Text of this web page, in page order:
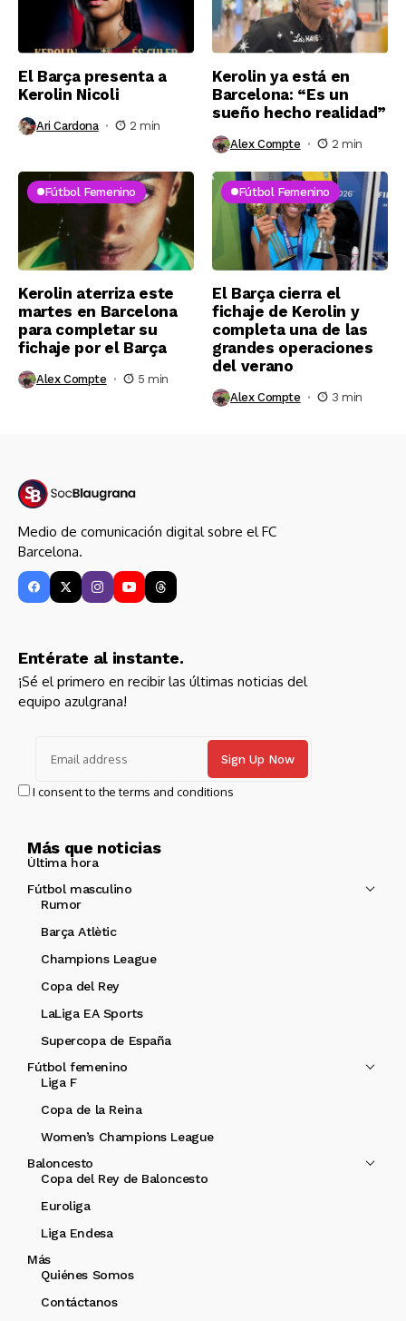
El Barça presenta a
Kerolin Nicoli
Ari Cardona 2 min
Kerolin ya está en
Barcelona: “Es un
sueño hecho realidad”
Alex Compte 2 min
Fútbol Femenino
Kerolin aterriza este
martes en Barcelona
para completar su
fichaje por el Barça
Alex Compte 5 min
Fútbol Femenino
El Barça cierra el
fichaje de Kerolin y
completa una de las
grandes operaciones
del verano
Alex Compte 3 min
Medio de comunicación digital sobre el FC
Barcelona.
Entérate al instante.
¡Sé el primero en recibir las últimas noticias del
equipo azulgrana!
I consent to the terms and conditions
Más que noticias
Última hora
Fútbol masculino
Rumor
Barça Atlètic
Champions League
Copa del Rey
LaLiga EA Sports
Supercopa de España
Fútbol femenino
Liga F
Copa de la Reina
Women’s Champions League
Baloncesto
Copa del Rey de Baloncesto
Euroliga
Liga Endesa
Más
Quiénes Somos
Contáctanos